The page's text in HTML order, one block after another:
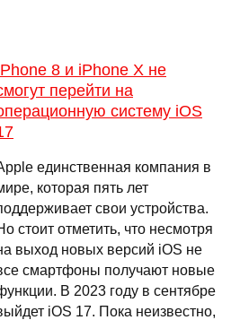
8 и iPhone X не
перейти на
систему iOS
единственная компания в
которая пять лет
свои устройства.
стоит отметить, что несмотря
выход новых версий iOS не
смартфоны получают новые
В 2023 году в сентябре
iOS 17. Пока неизвестно,